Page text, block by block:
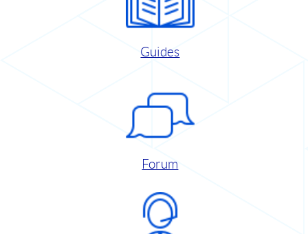
Guides
Forum